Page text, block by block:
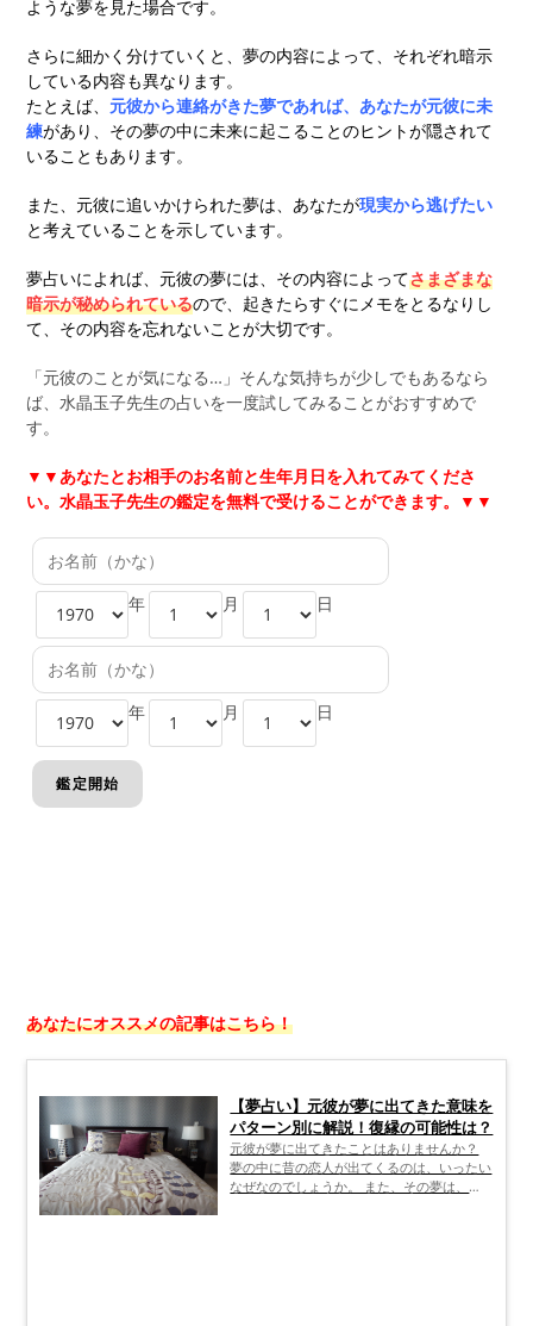
ような夢を見た場合です。
さらに細かく分けていくと、夢の内容によって、それぞれ暗示
している内容も異なります。
たとえば、 元彼から連絡がきた夢であれば、あなたが元彼に未
練があり、その夢の中に未来に起こることのヒントが隠されて
いることもあります。
また、元彼に追いかけられた夢は、あなたが現実から逃げたい
と考えていることを示しています。
夢占いによれば、元彼の夢には、その内容によってさまざまな
暗示が秘められているので、起きたらすぐにメモをとるなりし
て、その内容を忘れないことが大切です。
「元彼のことが気になる…」そんな気持ちが少しでもあるなら
ば、水晶玉子先生の占いを一度試してみることがおすすめで
す。
▼▼あなたとお相手のお名前と生年月日を入れてみてくださ
い。水晶玉子先生の鑑定を無料で受けることができます。▼▼
年 月 日
年 月 日
あなたにオススメの記事はこちら！
【夢占い】元彼が夢に出てきた意味を
パターン別に解説！復縁の可能性は？
元彼が夢に出てきたことはありませんか？
夢の中に昔の恋人が出てくるのは、いったい
なぜなのでしょうか。 また、その夢は、